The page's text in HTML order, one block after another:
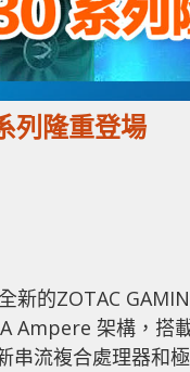
列隆重登場
新的ZOTAC
Ampere 架構，搭
串流複合處理器和極